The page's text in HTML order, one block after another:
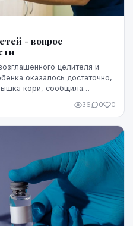
- вопрос
целителя и
оказалось достаточно,
кори, сообщила
36 0 0